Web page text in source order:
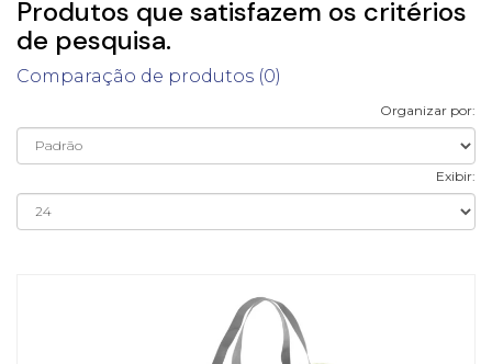
Produtos que satisfazem os critérios
de pesquisa.
Comparação de produtos (0)
Organizar por:
Exibir: